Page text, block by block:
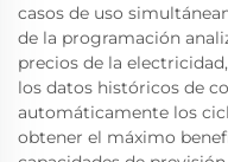
casos de uso
de la programación
precios de la
los datos históricos de
automáticamente los
obtener el máximo